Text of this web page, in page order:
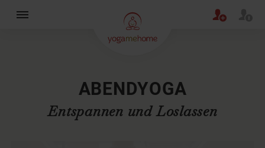
ABENDYOGA
Entspannen und Loslassen